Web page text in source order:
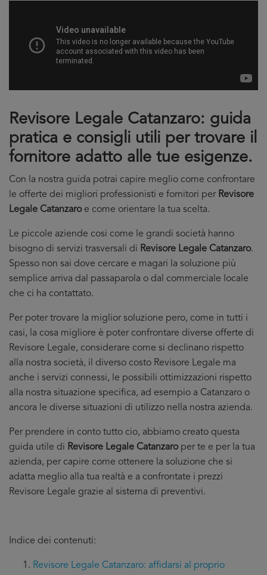
Revisore Legale Catanzaro: guida
pratica e consigli utili per trovare il
fornitore adatto alle tue esigenze.
Con la nostra guida potrai capire meglio come confrontare
le offerte dei migliori professionisti e fornitori per Revisore
Legale Catanzaroe come orientare la tua scelta.
Le piccole aziende cosi come le grandi società hanno
bisogno di servizi trasversali di Revisore Legale Catanzaro.
Spesso non sai dove cercare e magari la soluzione più
semplice arriva dal passaparola o dal commerciale locale
che ci ha contattato.
Per poter trovare la miglior soluzione pero, come in tutti i
casi, la cosa migliore è poter confrontare diverse offerte di
Revisore Legale, considerare come si declinano rispetto
alla nostra società, il diverso costo Revisore Legale ma
anche i servizi connessi, le possibili ottimizzazioni rispetto
alla nostra situazione specifica, ad esempio a Catanzaro o
ancora le diverse situazioni di utilizzo nella nostra azienda.
Per prendere in conto tutto cio, abbiamo creato questa
guida utile di Revisore Legale Catanzaroper te e per la tua
azienda, per capire come ottenere la soluzione che si
adatta meglio alla tua realtà e a confrontate i prezzi
Revisore Legale grazie al sistema di preventivi.
Indice dei contenuti:
Revisore Legale Catanzaro: affidarsi al proprio